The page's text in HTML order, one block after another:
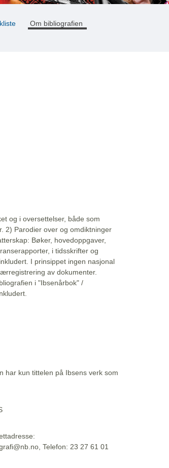
Om bibliografien
og i oversettelser, både som
2) Parodier over og omdiktninger
Bøker, hovedoppgaver,
i tidsskrifter og
I prinsippet ingen nasjonal
av dokumenter.
i "Ibsenårbok" /
har kun tittelen på Ibsens verk som
Telefon: 23 27 61 01